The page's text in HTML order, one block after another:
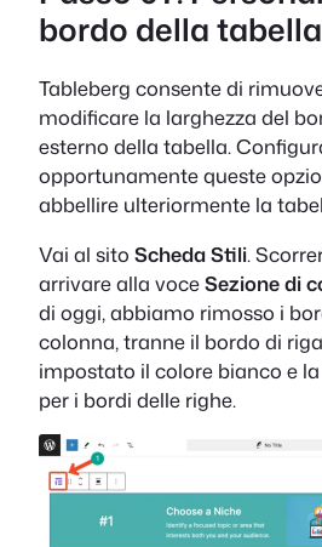
bordo della tabella
Tableberg consente di
modificare la larghezza del
esterno della tabella.
opportunamente queste
abbellire ulteriormente la
Vai al sito Scheda Stili.
arrivare alla voceSezione di
di oggi, abbiamo rimosso i
colonna, tranne il bordo di
impostato il colore bianco e
per i bordi delle righe.